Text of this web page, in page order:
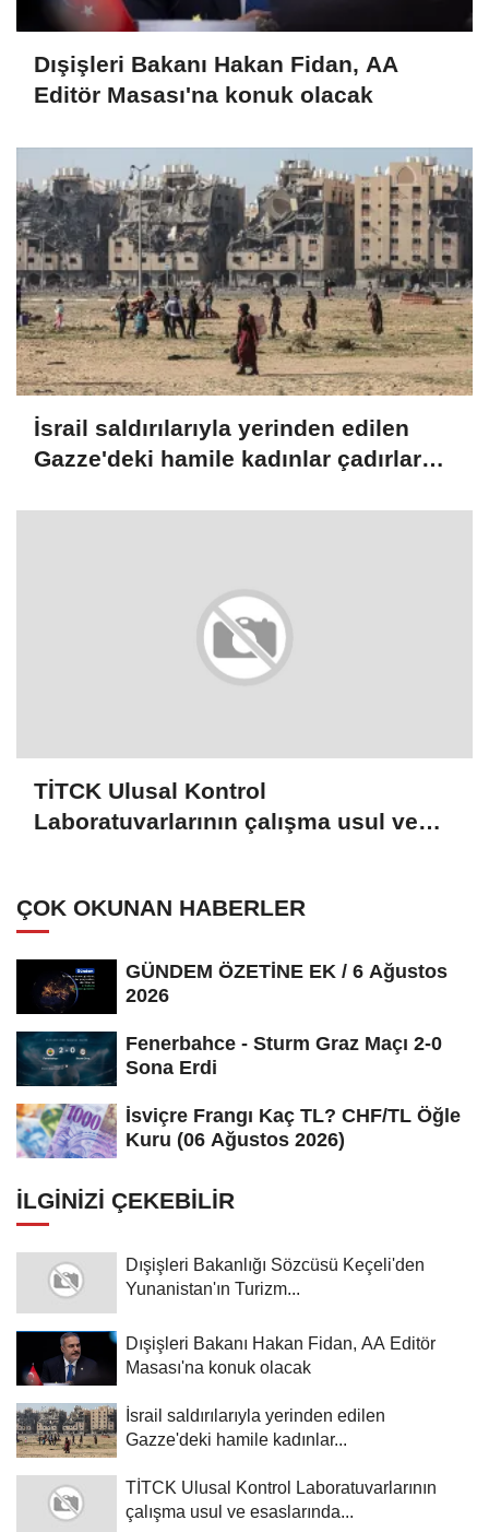
Dışişleri Bakanı Hakan Fidan, AA
Editör Masası'na konuk olacak
İsrail saldırılarıyla yerinden edilen
Gazze'deki hamile kadınlar çadırlarda
TİTCK Ulusal Kontrol
Laboratuvarlarının çalışma usul ve
ÇOK OKUNAN HABERLER
GÜNDEM ÖZETİNE EK / 6 Ağustos
2026
Fenerbahce - Sturm Graz Maçı 2-0
Sona Erdi
İsviçre Frangı Kaç TL? CHF/TL Öğle
Kuru (06 Ağustos 2026)
İLGINIZI ÇEKEBILIR
Dışişleri Bakanlığı Sözcüsü Keçeli'den
Yunanistan'ın Turizm...
Dışişleri Bakanı Hakan Fidan, AA Editör
Masası'na konuk olacak
İsrail saldırılarıyla yerinden edilen
Gazze'deki hamile kadınlar...
TİTCK Ulusal Kontrol Laboratuvarlarının
çalışma usul ve esaslarında...